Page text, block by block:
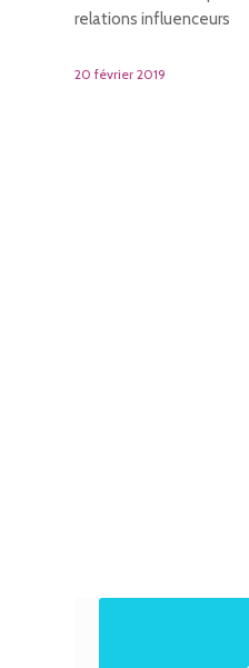
relations influenceurs
20 février 2019